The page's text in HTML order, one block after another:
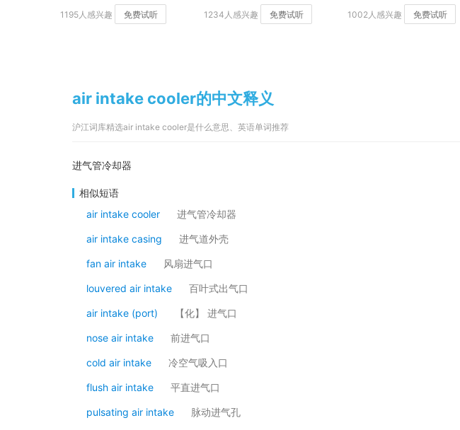
1195人感兴趣 免费试听 1234人感兴趣 免费试听 1002人感兴趣 免费试听
air intake cooler的中文释义
沪江词库精选air intake cooler是什么意思、英语单词推荐
进气管冷却器
相似短语
air intake cooler
进气管冷却器
air intake casing 进气道外壳
fan air intake 风扇进气口
louvered air intake 百叶式出气口
air intake (port) 【化】 进气口
nose air intake 前进气口
cold air intake 冷空气吸入口
flush air intake 平直进气口
pulsating air intake 脉动进气孔